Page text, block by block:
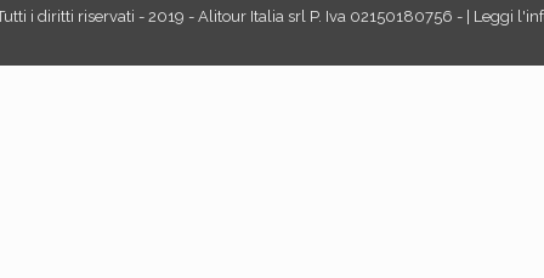
i diritti riservati - 2019 - Alitour Italia srl P. Iva 02150180756 - | Leggi